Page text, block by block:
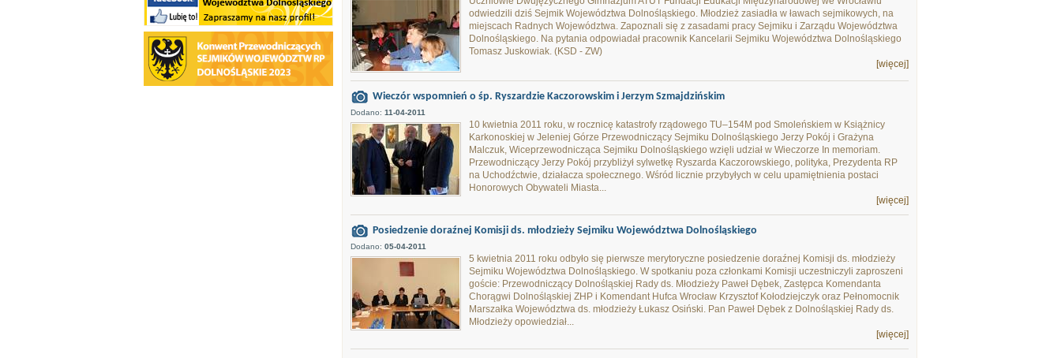
odwiedzili dziś Sejmik Województwa Dolnośląskiego. Młodzież zasiadła w ławach sejmikowych, na
miejscach Radnych Województwa. Zapoznali się z zasadami pracy Sejmiku i Zarządu Województwa
Dolnośląskiego. Na pytania odpowiadał pracownik Kancelarii Sejmiku Województwa Dolnośląskiego
Tomasz Juskowiak. (KSD - ZW)
[więcej]
Wieczór wspomnień o śp. Ryszardzie Kaczorowskim i Jerzym Szmajdzińskim
Dodano: 11-04-2011
10 kwietnia 2011 roku, w rocznicę katastrofy rządowego TU–154M pod Smoleńskiem w Książnicy
Karkonoskiej w Jeleniej Górze Przewodniczący Sejmiku Dolnośląskiego Jerzy Pokój i Grażyna
Malczuk, Wiceprzewodnicząca Sejmiku Dolnośląskiego wzięli udział w Wieczorze In memoriam.
Przewodniczący Jerzy Pokój przybliżył sylwetkę Ryszarda Kaczorowskiego, polityka, Prezydenta RP
na Uchodźctwie, działacza społecznego. Wśród licznie przybyłych w celu upamiętnienia postaci
Honorowych Obywateli Miasta...
[więcej]
Posiedzenie doraźnej Komisji ds. młodzieży Sejmiku Województwa Dolnośląskiego
Dodano: 05-04-2011
5 kwietnia 2011 roku odbyło się pierwsze merytoryczne posiedzenie doraźnej Komisji ds. młodzieży
Sejmiku Województwa Dolnośląskiego. W spotkaniu poza członkami Komisji uczestniczyli zaproszeni
goście: Przewodniczący Dolnośląskiej Rady ds. Młodzieży Paweł Dębek, Zastępca Komendanta
Chorągwi Dolnośląskiej ZHP i Komendant Hufca Wrocław Krzysztof Kołodziejczyk oraz Pełnomocnik
Marszałka Województwa ds. młodzieży Łukasz Osiński. Pan Paweł Dębek z Dolnośląskiej Rady ds.
Młodzieży opowiedział...
[więcej]